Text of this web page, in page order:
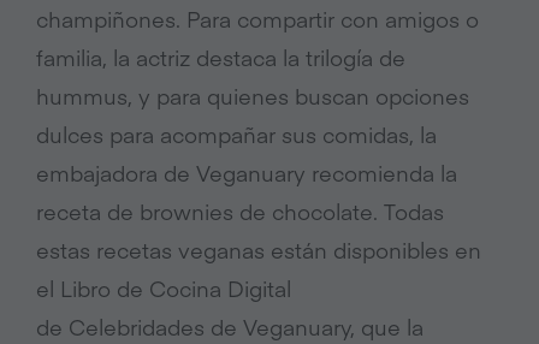
champiñones. Para compartir con amigos o
familia, la actriz destaca la trilogía de
hummus, y para quienes buscan opciones
dulces para acompañar sus comidas, la
embajadora de Veganuary recomienda la
receta de brownies de chocolate. Todas
estas recetas veganas están disponibles en
el Libro de Cocina Digital
de Celebridades de Veganuary, que la